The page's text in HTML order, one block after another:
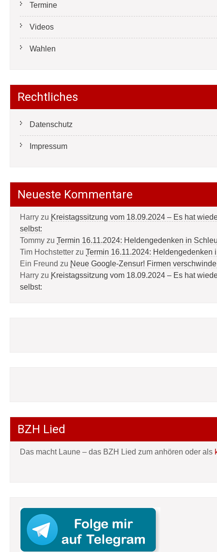
Termine
Videos
Wahlen
Rechtliches
Datenschutz
Impressum
Neueste Kommentare
Harry zu Kreistagssitzung vom 18.09.2024 – Es hat
selbst:
Tommy zu Termin 16.11.2024: Heldengedenken in
Tim Hochstetter zu Termin 16.11.2024: Heldengedenken
Ein Freund zu Neue Google-Zensur! Firmen
Harry zu Kreistagssitzung vom 18.09.2024 – Es hat
selbst:
BZH Lied
Das macht Laune – das BZH Lied zum anhören oder als